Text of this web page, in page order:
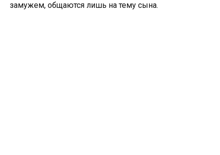
замужем, общаются лишь на тему сына.